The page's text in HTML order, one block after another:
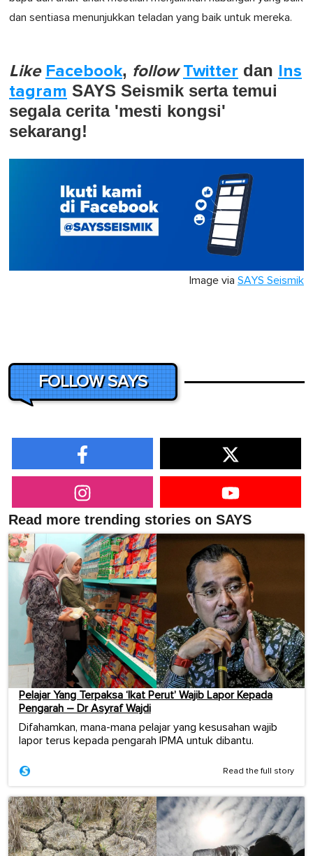
dan sentiasa menunjukkan teladan yang baik untuk mereka.
Like Facebook, follow Twitter dan Ins
tagram SAYS Seismik serta temui
segala cerita 'mesti kongsi'
sekarang!
Image via SAYS Seismik
FOLLOW SAYS
Read more trending stories on SAYS
Pelajar Yang Terpaksa ‘Ikat Perut’ Wajib Lapor Kepada
Pengarah – Dr Asyraf Wajdi
Difahamkan, mana-mana pelajar yang kesusahan wajib
lapor terus kepada pengarah IPMA untuk dibantu.
Read the full story